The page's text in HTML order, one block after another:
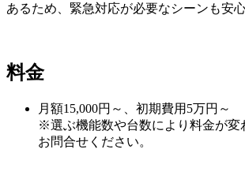
あるため、緊急対応が必要なシーンも安心
料金
月額15,000円～、初期費用5万円～
※選ぶ機能数や台数により料金が変
お問合せください。